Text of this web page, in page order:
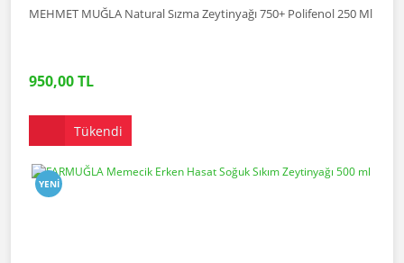
MEHMET MUĞLA Natural Sızma Zeytinyağı 750+ Polifenol 250 Ml
950,00 TL
Tükendi
YENI